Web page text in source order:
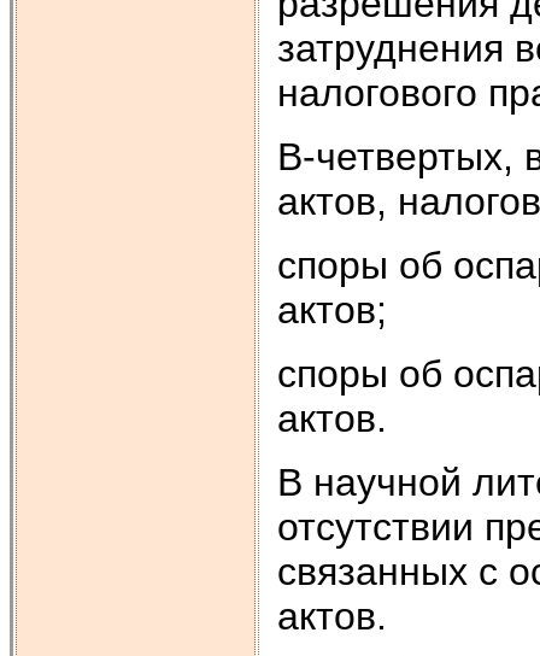
затруднения
налогового
В-четвертых,
актов,
споры об
актов;
споры об
актов.
В научной
отсутствии
связанных с
актов.